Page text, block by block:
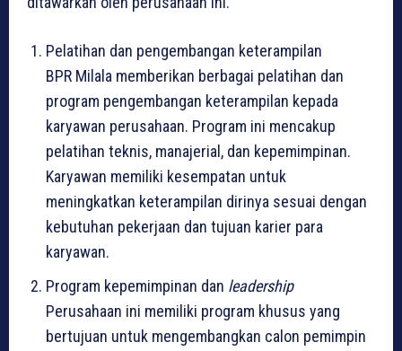
Pelatihan dan pengembangan keterampilan
BPR Milala memberikan berbagai pelatihan dan
program pengembangan keterampilan kepada
karyawan perusahaan. Program ini mencakup
pelatihan teknis, manajerial, dan kepemimpinan.
Karyawan memiliki kesempatan untuk
meningkatkan keterampilan dirinya sesuai dengan
kebutuhan pekerjaan dan tujuan karier para
karyawan.
Program kepemimpinan dan leadership
Perusahaan ini memiliki program khusus yang
bertujuan untuk mengembangkan calon pemimpin